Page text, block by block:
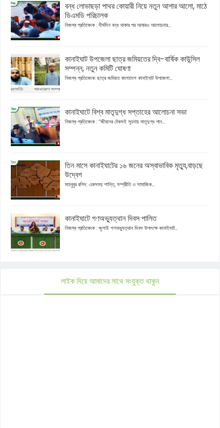
বন্ধ লোভাছড়া পাথর কোয়ারী নিয়ে নতুন আশার আলো, মাঠে
ডিএমডি পরিচালক
নিজস্ব প্রতিবেদক : দীর্ঘদিন বন্ধ থাকার পর আবারও আলোচনার...
কানাইঘাট উপজেলা ছাত্র জমিয়তের দ্বি-বার্ষিক কাউন্সিল
সম্পন্ন, নতুন কমিটি ঘোষণা
নিজস্ব প্রতিবেদক: ছাত্র জমিয়ত বাংলাদেশ কানাইঘাট উপজেলা...
কানাইঘাটে বিশ্ব মাতৃদুগ্ধ সপ্তাহের আলোচনা সভা
নিজস্ব প্রতিবেদক : “জীবনের টেকসই সূচনায় মাতৃদুগ্ধ পান...
তিন মাসে কানাইঘাটের ১৬ জনের অস্বাভাবিক মৃত্যু,বাড়ছে
উদ্বেগ
মাহবুবুর রশিদ: একসময় শান্তি, সম্প্রীতি ও সামাজিক...
কানাইঘাটে গণঅভ্যুত্থান দিবস পালিত
নিজস্ব প্রতিবেদক : জুলাই গণঅভ্যুত্থান দিবস উপলক্ষে কানাইঘাট...
লাইক দিয়ে আমাদের সাথে সংযুক্ত থাকুন